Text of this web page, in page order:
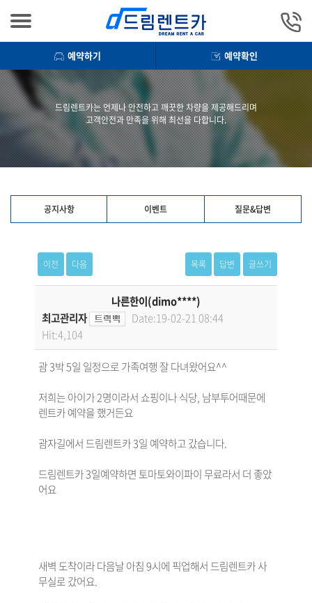
예약하기 예약확인
드림렌트카는 언제나 안전하고 깨끗한 차량을 제공해드리며
고객안전과 만족을 위해 최선을 다합니다.
공지사항 이벤트 질문&답변
이전 다음 목록 답변 글쓰기
나른한이(dimo****)
최고관리자
Date:19-02-21 08:44
Hit:4,104
괌 3박 5일 일정으로 가족여행 잘 다녀왔어요^^
저희는 아이가 2명이라서 쇼핑이나 식당, 남부투어때문에
렌트카 예약을 했거든요
괌자길에서 드림렌트카 3일 예약하고 갔습니다.
드림렌트카 3일예약하면 토마토와이파이 무료라서 더 좋았
어요
새벽 도착이라 다음날 아침 9시에 픽업해서 드림렌트카 사
무실로 갔어요.